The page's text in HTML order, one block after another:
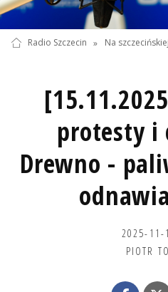
Radio Szczecin » Na
protesty i
Drewno -
2025-11-
PIOTR